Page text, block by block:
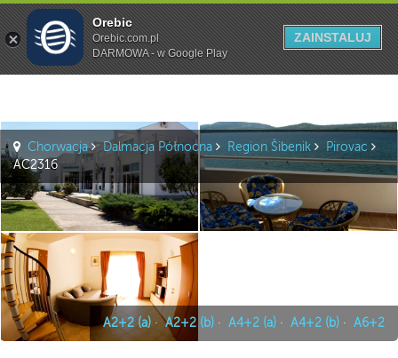
Szukaj
A2+2 (a) ·A2+2 (b) · A4+2 (a) · A4+2 (b) · A6+2
Chorwacja Dalmacja Północna Region Šibenik
Pirovac
AC2316
Orebic
Orebic.com.pl
DARMOWA - w Google Play
ZAINSTALUJ